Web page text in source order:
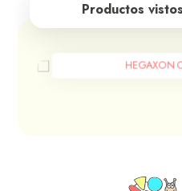
Productos
HEGAXON